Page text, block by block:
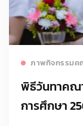
ภาพกิจกรรมค
พิธีวันทาคณ
การศึกษา